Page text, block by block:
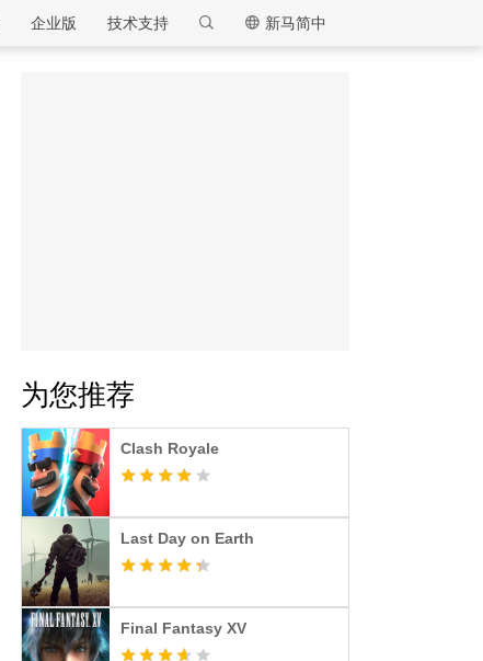
逍遥模拟器
新马简中
技术支持
企业版
为您推荐
Clash Royale
Last Day on Earth
Final Fantasy XV